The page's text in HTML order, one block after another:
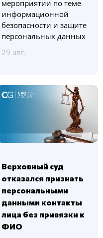
мероприятии по теме
информационной
безопасности и защите
персональных данных
29 авг.
Верховный суд
отказался признать
персональными
данными контакты
лица без привязки к
ФИО